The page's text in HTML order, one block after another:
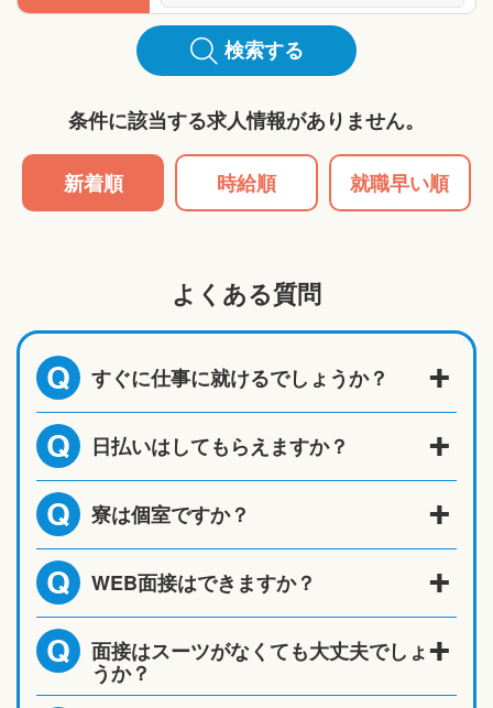
検索する
条件に該当する求人情報がありません。
新着順 時給順 就職早い順
よくある質問
Q すぐに仕事に就けるでしょうか？
Q 日払いはしてもらえますか？
Q 寮は個室ですか？
Q WEB面接はできますか？
Q 面接はスーツがなくても大丈夫でしょ
うか？